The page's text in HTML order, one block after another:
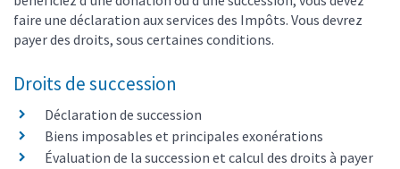
faire une déclaration aux services des Impôts. Vous devrez
payer des droits, sous certaines conditions.
Droits de succession
Déclaration de succession
Biens imposables et principales exonérations
Évaluation de la succession et calcul des droits à payer